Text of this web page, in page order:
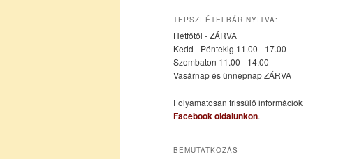
elsődleges
tartalomra
másodlagos
tartalomra
TEPSZI ÉTELBÁR NYITVA:
Hétfőtől - ZÁRVA
Kedd - Péntekig 11.00 - 17.00
Szombaton 11.00 - 14.00
Vasárnap és ünnepnap ZÁRVA
Folyamatosan frissülő információk
Facebook oldalunkon.
BEMUTATKOZÁS